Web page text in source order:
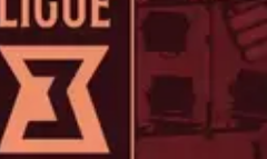
décembre 2025 à 13:55
Jamais trop aimé ses
tout pris.